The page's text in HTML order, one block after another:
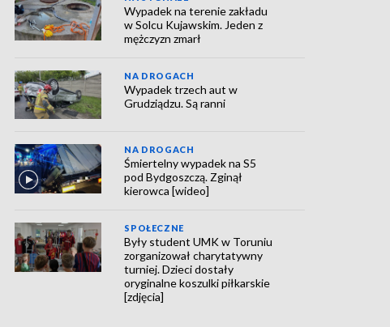
Wypadek na terenie zakładu
w Solcu Kujawskim. Jeden z
mężczyzn zmarł
NA DROGACH
Wypadek trzech aut w
Grudziądzu. Są ranni
NA DROGACH
Śmiertelny wypadek na S5
pod Bydgoszczą. Zginął
kierowca [wideo]
SPOŁECZNE
Były student UMK w Toruniu
zorganizował charytatywny
turniej. Dzieci dostały
oryginalne koszulki piłkarskie
[zdjęcia]